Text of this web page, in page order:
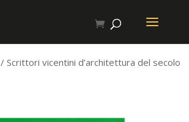
/ Scrittori vicentini d’architettura del secolo